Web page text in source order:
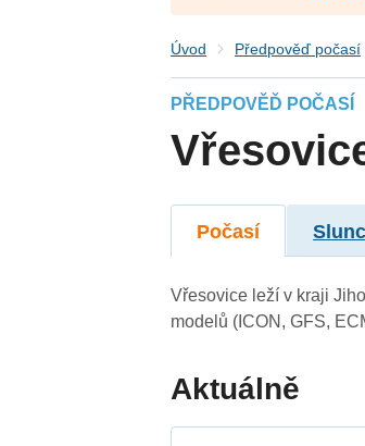
Úvod Předpověď počasí
PŘEDPOVĚĎ POČASÍ
Počasí
Vřesovice leží v kraji
modelů (ICON, GFS,
Aktuálně